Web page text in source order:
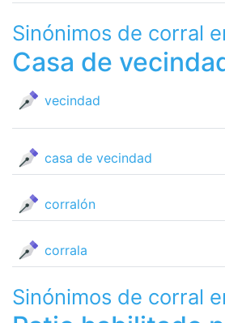
Sinónimos de corral
Casa de
vecindad
casa de vecindad
corralón
corrala
Sinónimos de corral